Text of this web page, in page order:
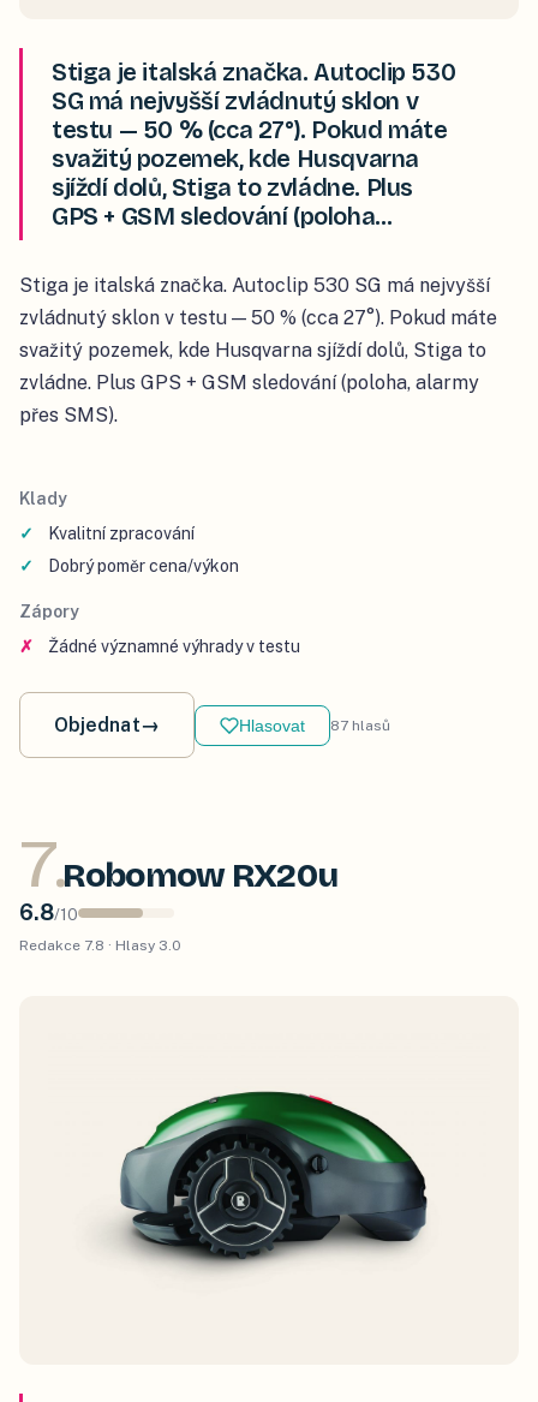
Stiga je italská značka. Autoclip 530
SG má nejvyšší zvládnutý sklon v
testu — 50 % (cca 27°). Pokud máte
svažitý pozemek, kde Husqvarna
sjíždí dolů, Stiga to zvládne. Plus
GPS + GSM sledování (poloha…
Stiga je italská značka. Autoclip 530 SG má nejvyšší
zvládnutý sklon v testu — 50 % (cca 27°). Pokud máte
svažitý pozemek, kde Husqvarna sjíždí dolů, Stiga to
zvládne. Plus GPS + GSM sledování (poloha, alarmy
přes SMS).
Klady
Kvalitní zpracování
Dobrý poměr cena/výkon
Zápory
Žádné významné výhrady v testu
Objednat→ Hlasovat 87 hlasů
7.Robomow RX20u
6.8/10
Redakce 7.8 · Hlasy 3.0